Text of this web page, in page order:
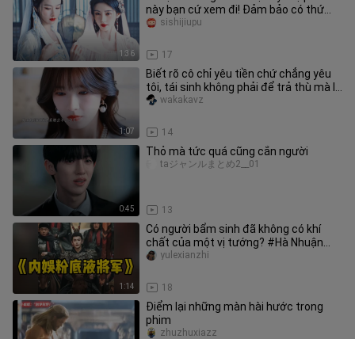
1:36
này bạn cứ xem đi! Đảm bảo có thứ
khiến bạn “đẩy thuyền” nha
17
sishijiupu
1:07
Biết rõ cô chỉ yêu tiền chứ chẳng yêu
tôi, tái sinh không phải để trả thù mà là
để được yêu cô thêm
14
wakakavz
0:45
Thỏ mà tức quá cũng cắn người
13
taジャンルまとめ2__01
1:14
Có người bẩm sinh đã không có khí
chất của một vị tướng? #Hà Nhuận
Đông#Trương Lăng Hách#Cổ trang
18
yulexianzhi
Điểm lại những màn hài hước trong
phim
zhuzhuxiazz